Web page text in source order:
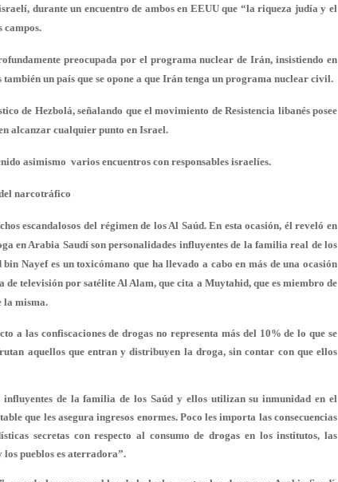
durante un encuentro de ambos en EEUU que “la riqueza judía y el
campos.
preocupada por el programa nuclear de Irán, insistiendo en
un país que se opone a que Irán tenga un programa nuclear civil.
de Hezbolá, señalando que el movimiento de Resistencia libanés posee
alcanzar cualquier punto en Israel.
asimismo varios encuentros con responsables israelíes.
narcotráfico
escandalosos del régimen de los Al Saúd. En esta ocasión, él reveló en
en Arabia Saudí son personalidades influyentes de la familia real de los
Nayef es un toxicómano que ha llevado a cabo en más de una ocasión
televisión por satélite Al Alam, que cita a Muytahid, que es miembro de
la misma.
a las confiscaciones de drogas no representa más del 10% de lo que se
aquellos que entran y distribuyen la droga, sin contar con que ellos
de la familia de los Saúd y ellos utilizan su inmunidad en el
que les asegura ingresos enormes. Poco les importa las consecuencias
secretas con respecto al consumo de drogas en los institutos, las
pueblos es aterradora”.